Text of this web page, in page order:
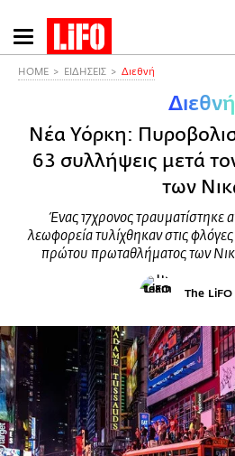
Παράκαμψη
προς
HOME ΕΙΔΗΣΕΙΣ Διεθνή
Διεθνή
Νέα Υόρκη:
63 συλλήψεις μετά
των
Ένας 17χρονος τραυματίστηκε
λεωφορεία τυλίχθηκαν στις
πρώτου πρωταθλήματος των
The